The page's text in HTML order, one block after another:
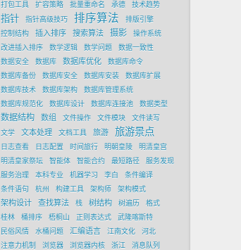
打包工具 扩容策略 批量重命名 承德 技术趋势
指针 指针高级技巧 排序算法
排版引擎
控制结构
插入排序 搜索算法 摄影
操作系统
改进插入排序
数学逻辑 数学问题
数据一致性
数据安全
数据库 数据库优化
数据库命令
数据库备份
数据库安全 数据库安装
数据库扩展
数据库技术
数据库架构
数据库管理系统
数据库规范化
数据库设计 数据库连接池 数据类型
数据结构 数组 文件操作 文件模块
文件读写
文学
文本处理 文档工具 旅游 旅游景点
日志查看 日志配置 时间旅行 明朝皇陵
明清皇宫
明清皇家祭坛
智能体 智能合约 最短路径
服务发现
服务治理
本科专业 机器学习 李白
条件编译
条件语句
杭州 构建工具 架构师 架构模式
架构设计 查找算法 栈 树结构 树遍历
格式
桂林
桶排序 梧桐山 正则表达式
武隆喀斯特
民俗风情
水桶问题 汇编语言 江南文化
河北
注意力机制
浏览器 浏览器内核 浙江 消息队列